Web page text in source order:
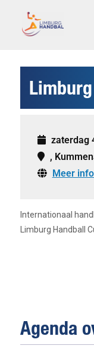
zaterdag
,
Meer
Internationaal
Limburg Handball
Agenda